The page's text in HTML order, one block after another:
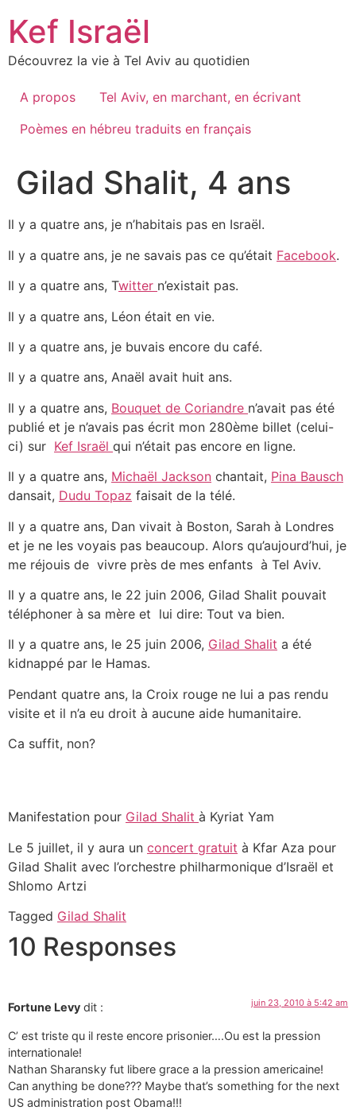
content
Kef Israël
Découvrez la vie à Tel Aviv au quotidien
A propos
Tel Aviv, en marchant, en écrivant
Poèmes en hébreu traduits en français
Gilad Shalit, 4 ans
Il y a quatre ans, je n’habitais pas en Israël.
Il y a quatre ans, je ne savais pas ce qu’était Facebook.
Il y a quatre ans, Twitter n’existait pas.
Il y a quatre ans, Léon était en vie.
Il y a quatre ans, je buvais encore du café.
Il y a quatre ans, Anaël avait huit ans.
Il y a quatre ans, Bouquet de Coriandre n’avait pas été
publié et je n’avais pas écrit mon 280ème billet (celui-
ci) sur Kef Israël qui n’était pas encore en ligne.
Il y a quatre ans, Michaël Jackson chantait, Pina Bausch
dansait, Dudu Topaz faisait de la télé.
Il y a quatre ans, Dan vivait à Boston, Sarah à Londres
et je ne les voyais pas beaucoup. Alors qu’aujourd’hui, je
me réjouis de vivre près de mes enfants à Tel Aviv.
Il y a quatre ans, le 22 juin 2006, Gilad Shalit pouvait
téléphoner à sa mère et lui dire: Tout va bien.
Il y a quatre ans, le 25 juin 2006, Gilad Shalit a été
kidnappé par le Hamas.
Pendant quatre ans, la Croix rouge ne lui a pas rendu
visite et il n’a eu droit à aucune aide humanitaire.
Ca suffit, non?
Manifestation pour Gilad Shalit à Kyriat Yam
Le 5 juillet, il y aura un concert gratuit à Kfar Aza pour
Gilad Shalit avec l’orchestre philharmonique d’Israël et
Shlomo Artzi
Tagged Gilad Shalit
10 Responses
Fortune Levy dit : juin 23, 2010 à 5:42 am
C’ est triste qu il reste encore prisonier….Ou est la pression
internationale!
Nathan Sharansky fut libere grace a la pression americaine!
Can anything be done??? Maybe that’s something for the next
US administration post Obama!!!